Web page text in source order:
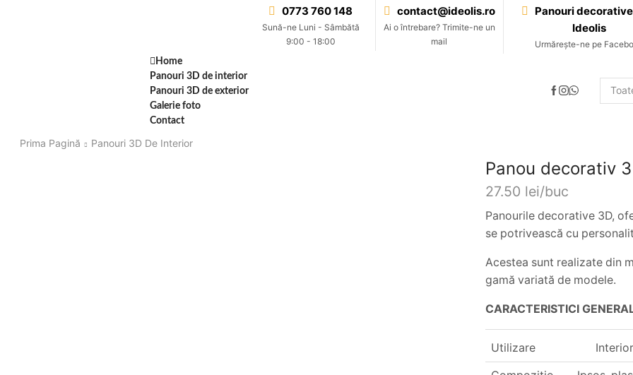
0773 760 148
Sună-ne Luni - Sâmbătă
9:00 - 18:00
contact@ideolis.ro
Ai o întrebare? Trimite-ne un
mail
Panouri
Ideolis
Urmărește-ne pe
Home
Panouri 3D de interior
Panouri 3D de exterior
Galerie foto
Contact
Prima Pagină Panouri 3D De Interior
Panou decorativ
27.50 lei
Panourile decorative 3D,
se potrivească cu
Acestea sunt realizate din
gamă variată de modele.
CARACTERISTICI
Utilizare Interior